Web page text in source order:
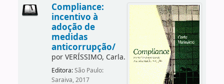
Compliance:
incentivo à
adoção de
medidas
anticorrupção/
porVERÍSSIMO, Carla.
Editora:São Paulo:
Saraiva, 2017